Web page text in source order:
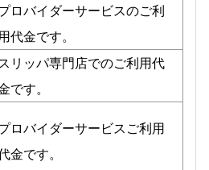
ロバイダーサービスのご利
代金です。
リッパ専門店でのご利用代
です。
ロバイダーサービスご利用
金です。